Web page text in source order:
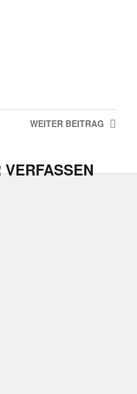
WEITER BEITRAG